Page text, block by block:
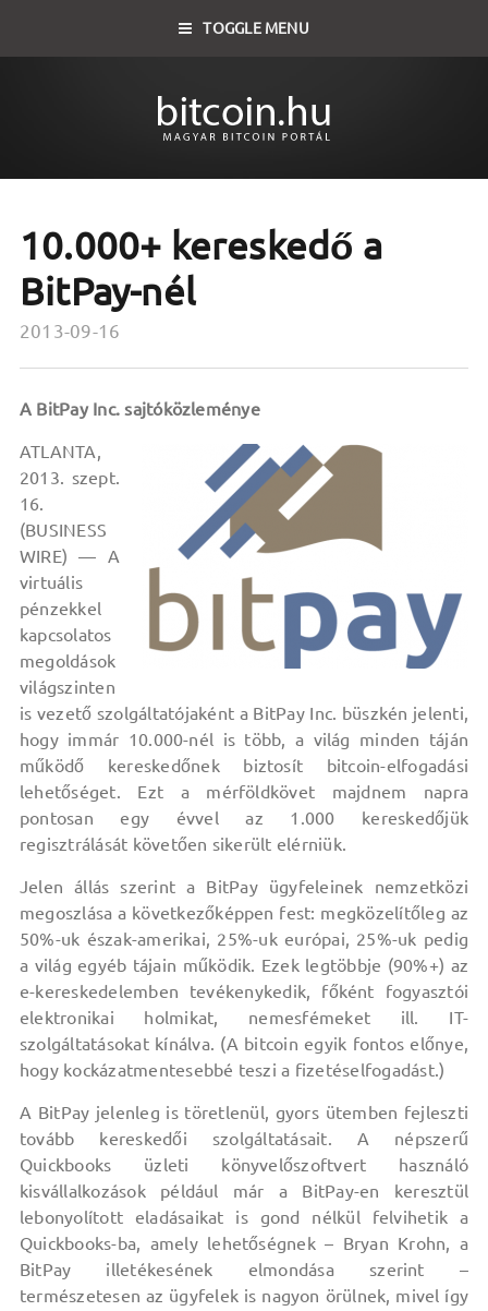
TOGGLE MENU
10.000+ kereskedő a
BitPay-nél
2013-09-16
A BitPay Inc. sajtóközleménye
ATLANTA,
2013. szept.
16.
(BUSINESS
WIRE) — A
virtuális
pénzekkel
kapcsolatos
megoldások
világszinten
is vezető szolgáltatójaként a BitPay Inc. büszkén jelenti,
hogy immár 10.000-nél is több, a világ minden táján
működő kereskedőnek biztosít bitcoin-elfogadási
lehetőséget. Ezt a mérföldkövet majdnem napra
pontosan egy évvel az 1.000 kereskedőjük
regisztrálását követően sikerült elérniük.
Jelen állás szerint a BitPay ügyfeleinek nemzetközi
megoszlása a következőképpen fest: megközelítőleg az
50%-uk észak-amerikai, 25%-uk európai, 25%-uk pedig
a világ egyéb tájain működik. Ezek legtöbbje (90%+) az
e-kereskedelemben tevékenykedik, főként fogyasztói
elektronikai holmikat, nemesfémeket ill. IT-
szolgáltatásokat kínálva. (A bitcoin egyik fontos előnye,
hogy kockázatmentesebbé teszi a fizetéselfogadást.)
A BitPay jelenleg is töretlenül, gyors ütemben fejleszti
tovább kereskedői szolgáltatásait. A népszerű
Quickbooks üzleti könyvelőszoftvert használó
kisvállalkozások például már a BitPay-en keresztül
lebonyolított eladásaikat is gond nélkül felvihetik a
Quickbooks-ba, amely lehetőségnek – Bryan Krohn, a
BitPay illetékesének elmondása szerint –
természetesen az ügyfelek is nagyon örülnek, mivel így